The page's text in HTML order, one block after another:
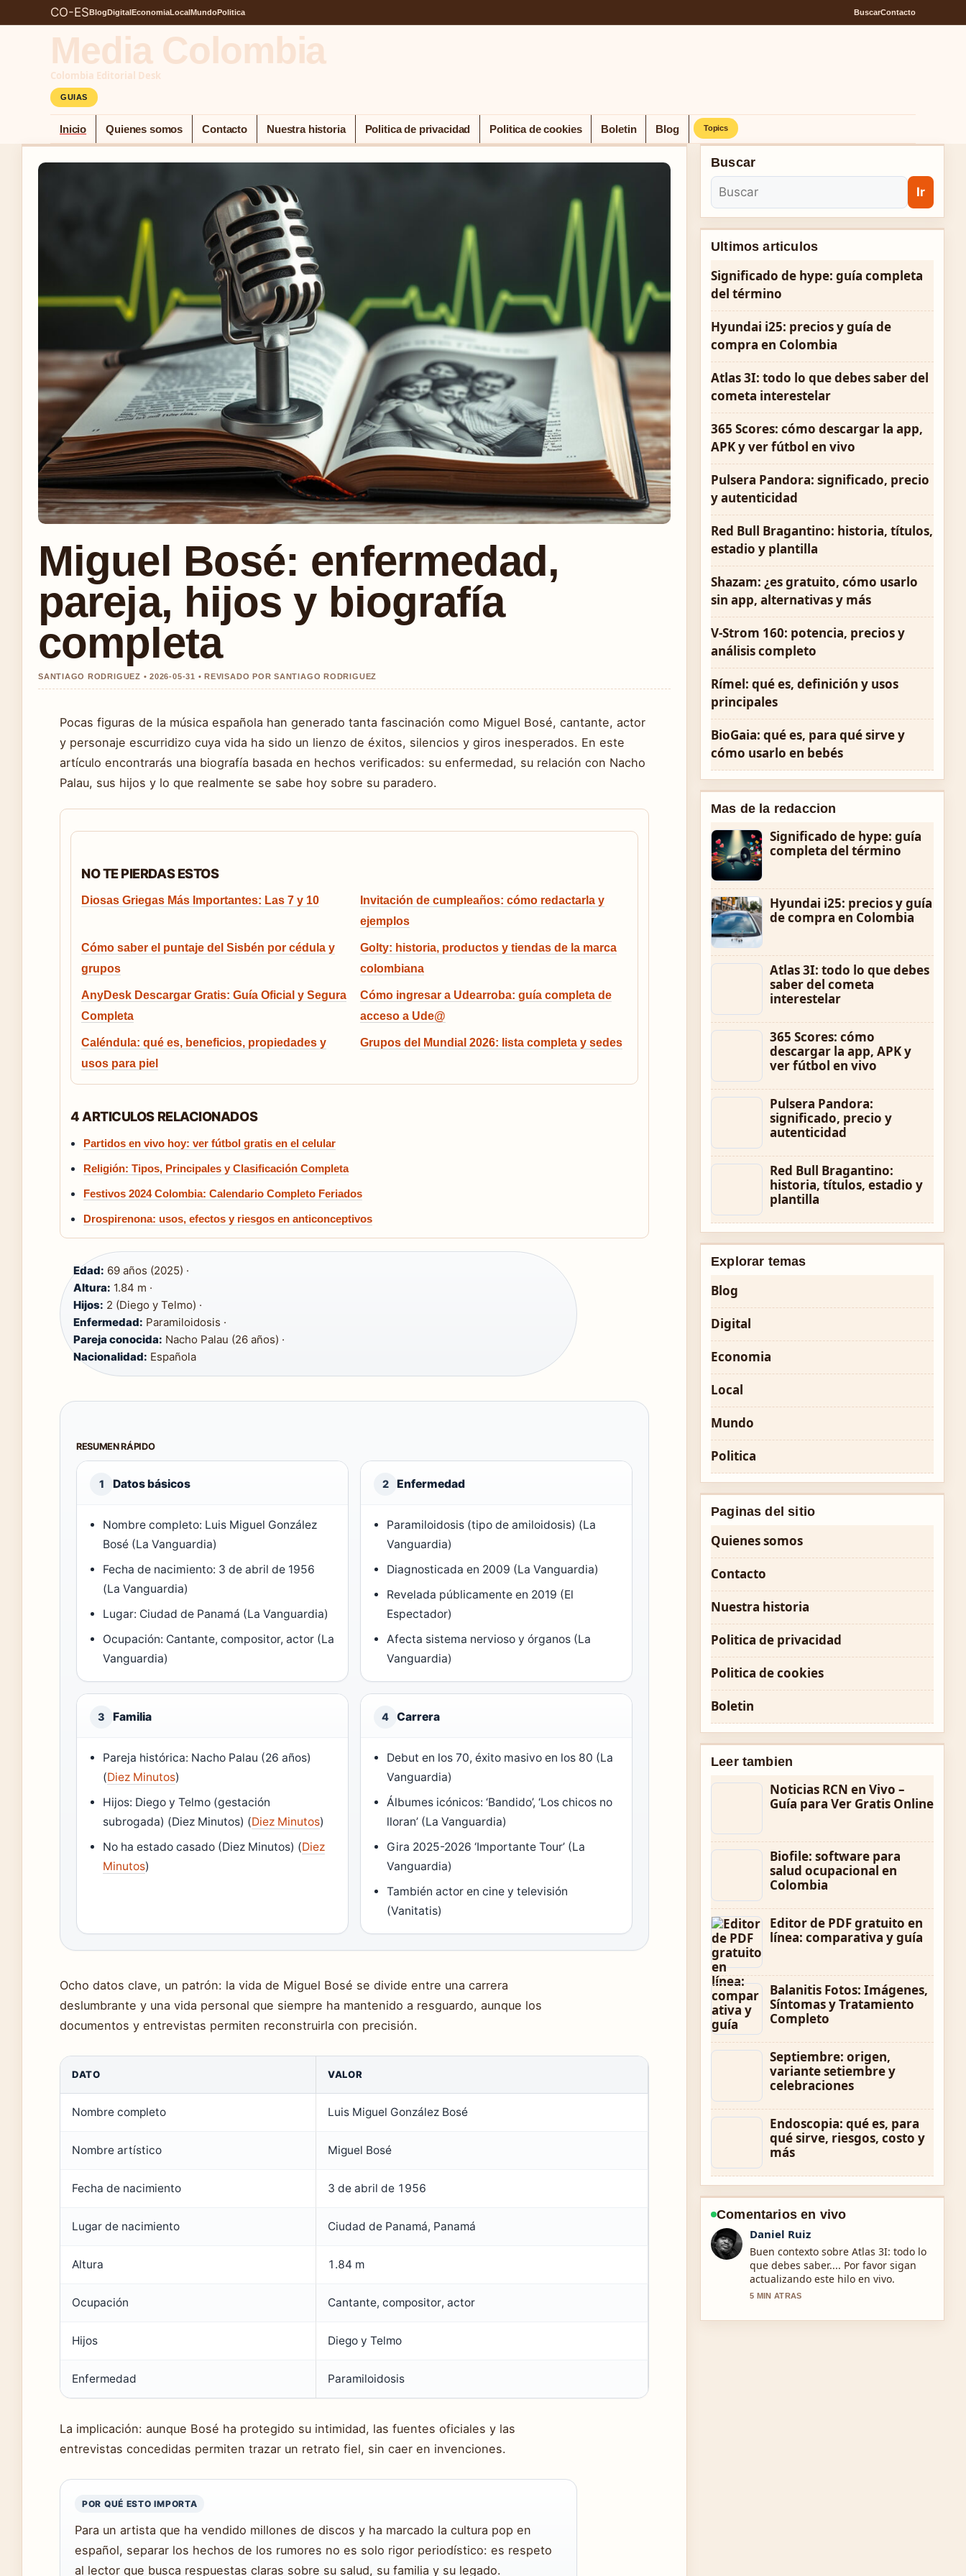
CO-ESBlogDigitalEconomiaLocalMundoPolitica BuscarContacto
Media Colombia
Colombia Editorial Desk
GUIAS
Inicio Quienes somos Contacto Nuestra historia Politica de privacidad Politica de cookies Boletin Blog Topics
Miguel Bosé: enfermedad,
pareja, hijos y biografía
completa
SANTIAGO RODRIGUEZ • 2026-05-31 • REVISADO POR SANTIAGO RODRIGUEZ
Pocas figuras de la música española han generado tanta fascinación como Miguel Bosé, cantante, actor
y personaje escurridizo cuya vida ha sido un lienzo de éxitos, silencios y giros inesperados. En este
artículo encontrarás una biografía basada en hechos verificados: su enfermedad, su relación con Nacho
Palau, sus hijos y lo que realmente se sabe hoy sobre su paradero.
NO TE PIERDAS ESTOS
Diosas Griegas Más Importantes: Las 7 y 10
Invitación de cumpleaños: cómo redactarla y
ejemplos
Cómo saber el puntaje del Sisbén por cédula y
grupos
Golty: historia, productos y tiendas de la marca
colombiana
AnyDesk Descargar Gratis: Guía Oficial y Segura
Completa
Cómo ingresar a Udearroba: guía completa de
acceso a Ude@
Caléndula: qué es, beneficios, propiedades y
usos para piel
Grupos del Mundial 2026: lista completa y sedes
4 ARTICULOS RELACIONADOS
Partidos en vivo hoy: ver fútbol gratis en el celular
Religión: Tipos, Principales y Clasificación Completa
Festivos 2024 Colombia: Calendario Completo Feriados
Drospirenona: usos, efectos y riesgos en anticonceptivos
Edad: 69 años (2025) ·
Altura: 1.84 m ·
Hijos: 2 (Diego y Telmo) ·
Enfermedad: Paramiloidosis ·
Pareja conocida: Nacho Palau (26 años) ·
Nacionalidad: Española
RESUMEN RÁPIDO
1 Datos básicos
Nombre completo: Luis Miguel González
Bosé (La Vanguardia)
Fecha de nacimiento: 3 de abril de 1956
(La Vanguardia)
Lugar: Ciudad de Panamá (La Vanguardia)
Ocupación: Cantante, compositor, actor (La
Vanguardia)
2 Enfermedad
Paramiloidosis (tipo de amiloidosis) (La
Vanguardia)
Diagnosticada en 2009 (La Vanguardia)
Revelada públicamente en 2019 (El
Espectador)
Afecta sistema nervioso y órganos (La
Vanguardia)
3 Familia
Pareja histórica: Nacho Palau (26 años)
(Diez Minutos)
Hijos: Diego y Telmo (gestación
subrogada) (Diez Minutos) (Diez Minutos)
No ha estado casado (Diez Minutos) (Diez
Minutos)
4 Carrera
Debut en los 70, éxito masivo en los 80 (La
Vanguardia)
Álbumes icónicos: ‘Bandido’, ‘Los chicos no
lloran’ (La Vanguardia)
Gira 2025-2026 ‘Importante Tour’ (La
Vanguardia)
También actor en cine y televisión
(Vanitatis)
Ocho datos clave, un patrón: la vida de Miguel Bosé se divide entre una carrera
deslumbrante y una vida personal que siempre ha mantenido a resguardo, aunque los
documentos y entrevistas permiten reconstruirla con precisión.
DATO VALOR
Nombre completo Luis Miguel González Bosé
Nombre artístico Miguel Bosé
Fecha de nacimiento 3 de abril de 1956
Lugar de nacimiento Ciudad de Panamá, Panamá
Altura 1.84 m
Ocupación Cantante, compositor, actor
Hijos Diego y Telmo
Enfermedad Paramiloidosis
La implicación: aunque Bosé ha protegido su intimidad, las fuentes oficiales y las
entrevistas concedidas permiten trazar un retrato fiel, sin caer en invenciones.
POR QUÉ ESTO IMPORTA
Para un artista que ha vendido millones de discos y ha marcado la cultura pop en
español, separar los hechos de los rumores no es solo rigor periodístico: es respeto
al lector que busca respuestas claras sobre su salud, su familia y su legado.
Buscar
Ir
Ultimos articulos
Significado de hype: guía completa
del término
Hyundai i25: precios y guía de
compra en Colombia
Atlas 3I: todo lo que debes saber del
cometa interestelar
365 Scores: cómo descargar la app,
APK y ver fútbol en vivo
Pulsera Pandora: significado, precio
y autenticidad
Red Bull Bragantino: historia, títulos,
estadio y plantilla
Shazam: ¿es gratuito, cómo usarlo
sin app, alternativas y más
V-Strom 160: potencia, precios y
análisis completo
Rímel: qué es, definición y usos
principales
BioGaia: qué es, para qué sirve y
cómo usarlo en bebés
Mas de la redaccion
Significado de hype: guía
completa del término
Hyundai i25: precios y guía
de compra en Colombia
Atlas 3I: todo lo que debes
saber del cometa
interestelar
365 Scores: cómo
descargar la app, APK y
ver fútbol en vivo
Pulsera Pandora:
significado, precio y
autenticidad
Red Bull Bragantino:
historia, títulos, estadio y
plantilla
Explorar temas
Blog
Digital
Economia
Local
Mundo
Politica
Paginas del sitio
Quienes somos
Contacto
Nuestra historia
Politica de privacidad
Politica de cookies
Boletin
Leer tambien
Noticias RCN en Vivo –
Guía para Ver Gratis Online
Biofile: software para
salud ocupacional en
Colombia
Editor de PDF gratuito en
línea: comparativa y guía
Balanitis Fotos: Imágenes,
Síntomas y Tratamiento
Completo
Septiembre: origen,
variante setiembre y
celebraciones
Endoscopia: qué es, para
qué sirve, riesgos, costo y
más
Comentarios en vivo
Camila Torres
La cobertura de Significado de hype:
guía completa del término se siente
solida y muy facil de seguir.
7 MIN ATRAS